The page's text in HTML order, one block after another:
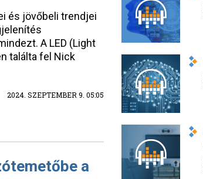
és jövőbeli trendjei
A LED (Light
találta fel Nick
2024. SZEPTEMBER 9. 05:05
a